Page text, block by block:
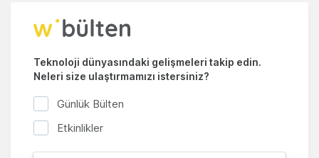
Teknoloji dünyasındaki gelişmeleri takip edin.
Neleri size ulaştırmamızı istersiniz?
Günlük Bülten
Etkinlikler